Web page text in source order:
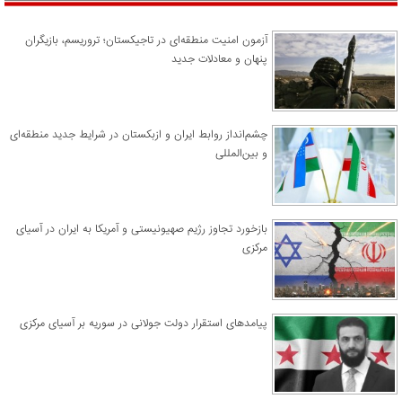
آزمون امنیت منطقه‌ای در تاجیکستان؛ تروریسم، بازیگران
پنهان و معادلات جدید
چشم‌انداز روابط ایران و ازبکستان در شرایط جدید منطقه‌ای
و بین‌المللی
​بازخورد تجاوز رژیم صهیونیستی و آمریکا به ایران در آسیای
مرکزی
پیامدهای استقرار دولت جولانی در سوریه بر آسیای مرکزی